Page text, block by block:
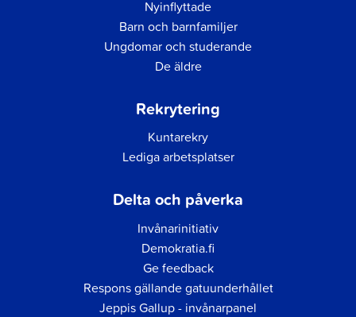
Nyinflyttade
Barn och barnfamiljer
Ungdomar och studerande
De äldre
Rekrytering
Kuntarekry
Lediga arbetsplatser
Delta och påverka
Invånarinitiativ
Demokratia.fi
Ge feedback
Respons gällande gatuunderhållet
Jeppis Gallup - invånarpanel